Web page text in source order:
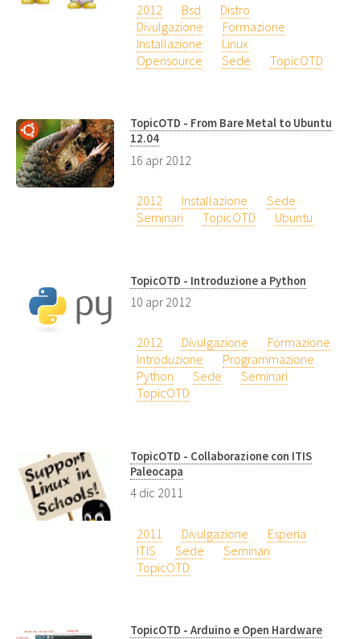
2012 Bsd
Distro
Divulgazione
Formazione
Installazione
Linux
Opensource
Sede TopicOTD
TopicOTD - From Bare Metal to Ubuntu
12.04
16 apr 2012
2012 Installazione
Sede
Seminari
TopicOTD Ubuntu
TopicOTD - Introduzione a Python
10 apr 2012
2012 Divulgazione
Formazione
Introduzione
Programmazione
Python
Sede
Seminari
TopicOTD
TopicOTD - Collaborazione con ITIS
Paleocapa
4 dic 2011
2011 Divulgazione
Esperia
ITIS
Sede
Seminari
TopicOTD
TopicOTD - Arduino e Open Hardware